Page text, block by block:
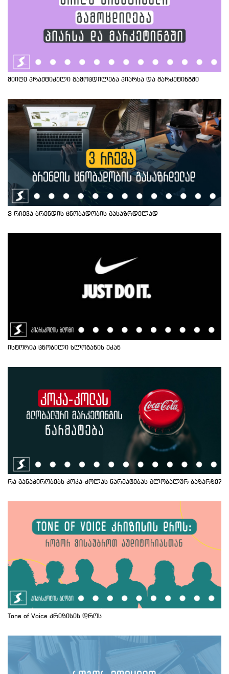
მიიღე პრაქტიკული გამოცდილება პიარსა და მარკეტინგში
3 რჩევა ბრენდის ცნობადობის გასაზრდელად
ისტორია ცნობილი სლოგანის უკან
რა განაპირობებს კოკა-კოლას წარმატებას გლობალურ ბაზარზე?
Tone of Voice კრიზისის დროს